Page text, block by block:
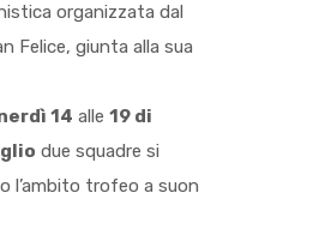
organizzata dal
Felice, giunta alla sua
14 alle 19 di
due squadre si
l’ambito trofeo a suon